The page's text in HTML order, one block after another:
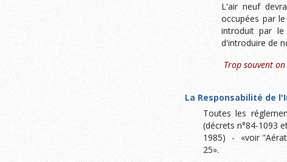
L'air neuf
occupées par
introduit par
d'introduire de
Trop souvent
La Responsabilité de
Toutes les
(décrets n°84-1093
1985) - «voir
25».